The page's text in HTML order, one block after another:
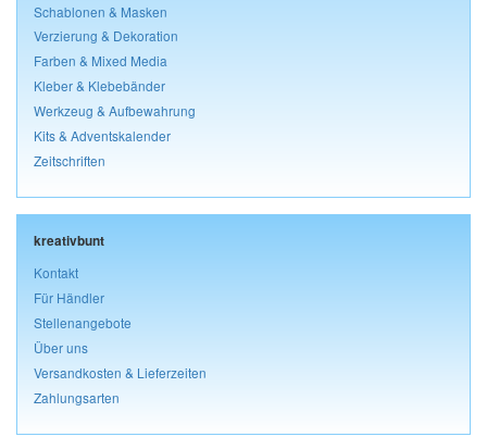
Schablonen & Masken
Verzierung & Dekoration
Farben & Mixed Media
Kleber & Klebebänder
Werkzeug & Aufbewahrung
Kits & Adventskalender
Zeitschriften
kreativbunt
Kontakt
Für Händler
Stellenangebote
Über uns
Versandkosten & Lieferzeiten
Zahlungsarten